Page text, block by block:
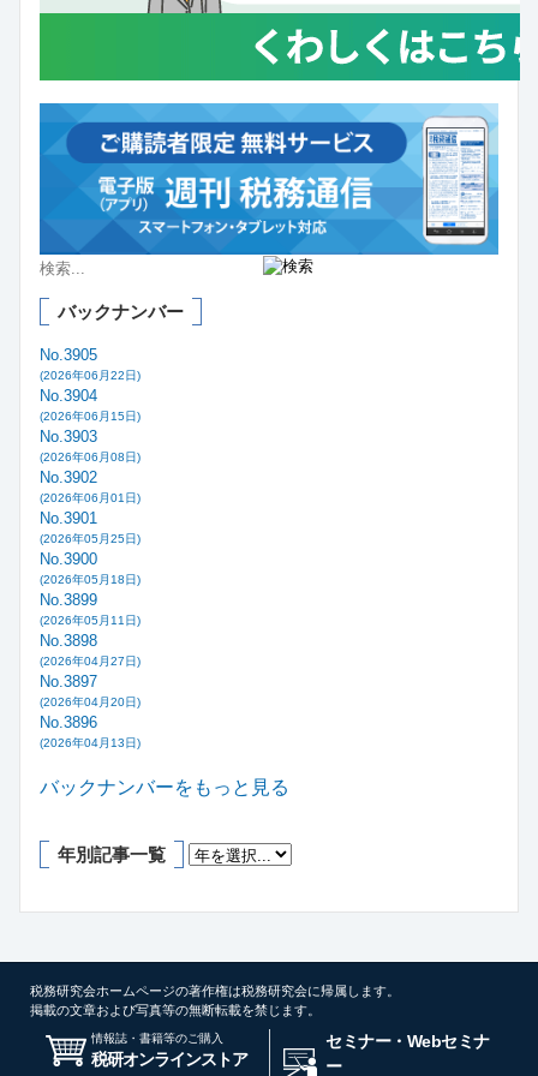
バックナンバー
No.3905
(2026年06月22日)
No.3904
(2026年06月15日)
No.3903
(2026年06月08日)
No.3902
(2026年06月01日)
No.3901
(2026年05月25日)
No.3900
(2026年05月18日)
No.3899
(2026年05月11日)
No.3898
(2026年04月27日)
No.3897
(2026年04月20日)
No.3896
(2026年04月13日)
バックナンバーをもっと見る
年別記事一覧
税務研究会ホームページの著作権は税務研究会に帰属します。
掲載の文章および写真等の無断転載を禁じます。
情報誌・書籍等のご購入
税研オンラインストア
セミナー・Webセミナ
ー